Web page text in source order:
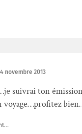
novembre 2013
suivrai ton
voyage…profitez